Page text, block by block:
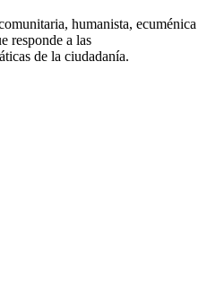
humanista, ecuménica
responde a las
de la ciudadanía.